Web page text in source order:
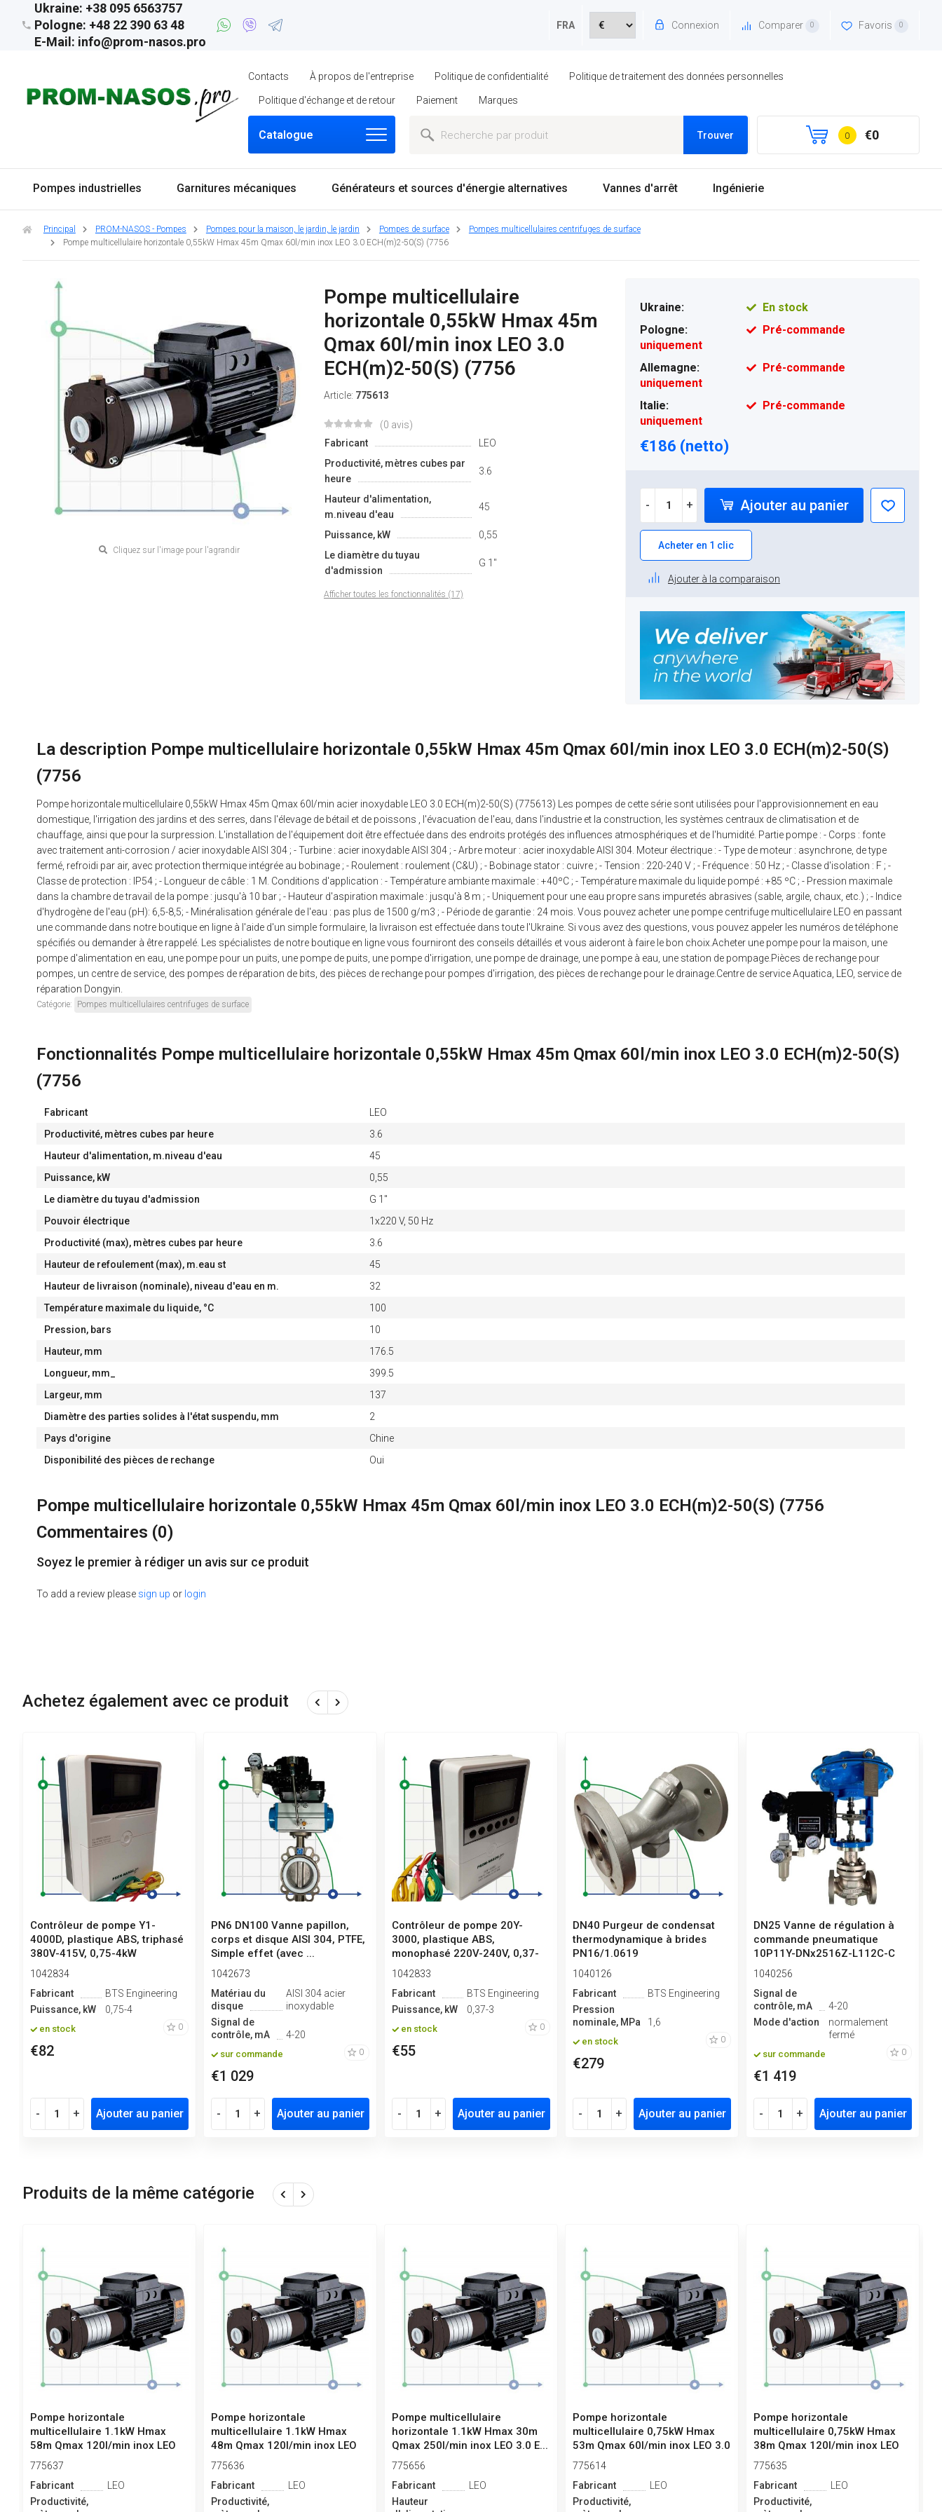
Ukraine: +38 095 6563757
Pologne: +48 22 390 63 48
E-Mail: info@prom-nasos.pro
FRA Connexion Comparer 0 Favoris 0
Contacts À propos de l'entreprise Politique de confidentialité Politique de traitement des données personnelles
Politique d'échange et de retour Paiement Marques
Catalogue Trouver 0 €0
Pompes industrielles Garnitures mécaniques Générateurs et sources d'énergie alternatives Vannes d'arrêt Ingénierie
Principal PROM-NASOS - Pompes Pompes pour la maison, le jardin, le jardin Pompes de surface
Pompes multicellulaires centrifuges de surface
Pompe multicellulaire horizontale 0,55kW Hmax 45m Qmax 60l/min inox LEO 3.0 ECH(m)2-50(S) (7756
Cliquez sur l'image pour l'agrandir
Pompe multicellulaire
horizontale 0,55kW Hmax 45m
Qmax 60l/min inox LEO 3.0
ECH(m)2-50(S) (7756
Article: 775613
(0 avis)
Fabricant
LEO
Productivité, mètres cubes par
heure
3.6
Hauteur d'alimentation,
m.niveau d'eau
45
Puissance, kW
0,55
Le diamètre du tuyau
d'admission
G 1"
Afficher toutes les fonctionnalités (17)
Ukraine:
En stock
Pologne:
Pré-commande
uniquement
Allemagne:
Pré-commande
uniquement
Italie:
Pré-commande
uniquement
€186 (netto)
- + Ajouter au panier
Acheter en 1 clic
Ajouter à la comparaison
La description Pompe multicellulaire horizontale 0,55kW Hmax 45m Qmax 60l/min inox LEO 3.0 ECH(m)2-50(S)
(7756
Pompe horizontale multicellulaire 0,55kW Hmax 45m Qmax 60l/min acier inoxydable LEO 3.0 ECH(m)2-50(S) (775613) Les pompes de cette série sont utilisées pour l'approvisionnement en eau
domestique, l'irrigation des jardins et des serres, dans l'élevage de bétail et de poissons , l'évacuation de l'eau, dans l'industrie et la construction, les systèmes centraux de climatisation et de
chauffage, ainsi que pour la surpression. L'installation de l'équipement doit être effectuée dans des endroits protégés des influences atmosphériques et de l'humidité. Partie pompe : - Corps : fonte
avec traitement anti-corrosion / acier inoxydable AISI 304 ; - Turbine : acier inoxydable AISI 304 ; - Arbre moteur : acier inoxydable AISI 304. Moteur électrique : - Type de moteur : asynchrone, de type
fermé, refroidi par air, avec protection thermique intégrée au bobinage ; - Roulement : roulement (C&U) ; - Bobinage stator : cuivre ; - Tension : 220-240 V ; - Fréquence : 50 Hz ; - Classe d'isolation : F ; -
Classe de protection : IP54 ; - Longueur de câble : 1 M. Conditions d'application : - Température ambiante maximale : +40ºС ; - Température maximale du liquide pompé : +85 ºC ; - Pression maximale
dans la chambre de travail de la pompe : jusqu'à 10 bar ; - Hauteur d'aspiration maximale : jusqu'à 8 m ; - Uniquement pour une eau propre sans impuretés abrasives (sable, argile, chaux, etc.) ; - Indice
d'hydrogène de l'eau (рН): 6,5-8,5; - Minéralisation générale de l'eau : pas plus de 1500 g/m3 ; - Période de garantie : 24 mois. Vous pouvez acheter une pompe centrifuge multicellulaire LEO en passant
une commande dans notre boutique en ligne à l'aide d'un simple formulaire, la livraison est effectuée dans toute l'Ukraine. Si vous avez des questions, vous pouvez appeler les numéros de téléphone
spécifiés ou demander à être rappelé. Les spécialistes de notre boutique en ligne vous fourniront des conseils détaillés et vous aideront à faire le bon choix.Acheter une pompe pour la maison, une
pompe d'alimentation en eau, une pompe pour un puits, une pompe de puits, une pompe d'irrigation, une pompe de drainage, une pompe à eau, une station de pompage.Pièces de rechange pour
pompes, un centre de service, des pompes de réparation de bits, des pièces de rechange pour pompes d'irrigation, des pièces de rechange pour le drainage.Centre de service Aquatica, LEO, service de
réparation Dongyin.
Catégorie: Pompes multicellulaires centrifuges de surface
Fonctionnalités Pompe multicellulaire horizontale 0,55kW Hmax 45m Qmax 60l/min inox LEO 3.0 ECH(m)2-50(S)
(7756
Fabricant
LEO
Productivité, mètres cubes par heure
3.6
Hauteur d'alimentation, m.niveau d'eau
45
Puissance, kW
0,55
Le diamètre du tuyau d'admission
G 1"
Pouvoir électrique
1x220 V, 50 Hz
Productivité (max), mètres cubes par heure
3.6
Hauteur de refoulement (max), m.eau st
45
Hauteur de livraison (nominale), niveau d'eau en m.
32
Température maximale du liquide, °C
100
Pression, bars
10
Hauteur, mm
176.5
Longueur, mm_
399.5
Largeur, mm
137
Diamètre des parties solides à l'état suspendu, mm
2
Pays d'origine
Chine
Disponibilité des pièces de rechange
Oui
Pompe multicellulaire horizontale 0,55kW Hmax 45m Qmax 60l/min inox LEO 3.0 ECH(m)2-50(S) (7756
Commentaires (0)
Soyez le premier à rédiger un avis sur ce produit
To add a review please sign up or login
Achetez également avec ce produit
Contrôleur de pompe Y1-
4000D, plastique ABS, triphasé
380V-415V, 0,75-4kW
1042834
Fabricant
BTS Engineering
Puissance, kW
0,75-4
en stock 0
€82
- + Ajouter au panier
PN6 DN100 Vanne papillon,
corps et disque AISI 304, PTFE,
Simple effet (avec ...
1042673
Matériau du
disque
AISI 304 acier
inoxydable
Signal de
contrôle, mA
4-20
sur commande 0
€1 029
- + Ajouter au panier
Contrôleur de pompe 20Y-
3000, plastique ABS,
monophasé 220V-240V, 0,37-
3kW
1042833
Fabricant
BTS Engineering
Puissance, kW
0,37-3
en stock 0
€55
- + Ajouter au panier
DN40 Purgeur de condensat
thermodynamique à brides
PN16/1.0619
1040126
Fabricant
BTS Engineering
Pression
nominale, MPa
1,6
en stock 0
€279
- + Ajouter au panier
DN25 Vanne de régulation à
commande pneumatique
10P11Y-DNx2516Z-L112C-C
(corp...
1040256
Signal de
contrôle, mA
4-20
Mode d'action
normalement
fermé
sur commande 0
€1 419
- + Ajouter au panier
Produits de la même catégorie
Pompe horizontale
multicellulaire 1.1kW Hmax
58m Qmax 120l/min inox LEO
3.0 E...
775637
Fabricant
LEO
Productivité,
Pompe horizontale
multicellulaire 1.1kW Hmax
48m Qmax 120l/min inox LEO
3.0 E...
775636
Fabricant
LEO
Productivité,
Pompe multicellulaire
horizontale 1.1kW Hmax 30m
Qmax 250l/min inox LEO 3.0 E...
775656
Fabricant
LEO
Hauteur
Pompe horizontale
multicellulaire 0,75kW Hmax
53m Qmax 60l/min inox LEO 3.0
E...
775614
Fabricant
LEO
Productivité,
Pompe horizontale
multicellulaire 0,75kW Hmax
38m Qmax 120l/min inox LEO
3.0 ...
775635
Fabricant
LEO
Productivité,